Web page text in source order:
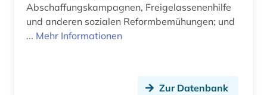
filmanalyse (1)
filmarchiv (3)
Abschaffungskampagnen, Freigelassenenhilfe
und anderen sozialen Reformbemühungen; und
... Mehr Informationen
Zur Datenbank